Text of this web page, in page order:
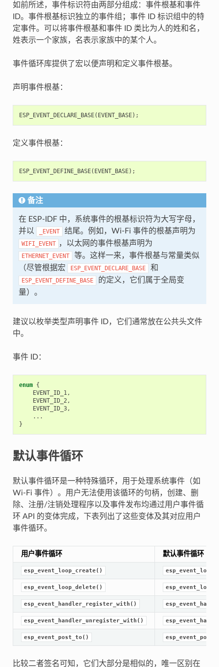
如前所述，事件标识符由两部分组成：事件根基和事件
ID。事件根基标识独立的事件组；事件 ID 标识组中的特
定事件。可以将事件根基和事件 ID 类比为人的姓和名，
姓表示一个家族，名表示家族中的某个人。
事件循环库提供了宏以便声明和定义事件根基。
声明事件根基：
ESP_EVENT_DECLARE_BASE( EVENT_BASE);
定义事件根基：
ESP_EVENT_DEFINE_BASE( EVENT_BASE);
备注
在 ESP-IDF 中，系统事件的根基标识符为大写字母，
并以
_EVENT 结尾。例如，Wi-Fi 事件的根基声明为
WIFI_EVENT ，以太网的事件根基声明为
ETHERNET_EVENT
等。这样一来，事件根基与常量类似
（尽管根据宏
ESP_EVENT_DECLARE_BASE 和
ESP_EVENT_DEFINE_BASE
的定义，它们属于全局变
量）。
建议以枚举类型声明事件 ID，它们通常放在公共头文件
中。
事件 ID：
enum {
EVENT_ID_1,
EVENT_ID_2,
EVENT_ID_3,
...
}
默认事件循环
默认事件循环是一种特殊循环，用于处理系统事件（如
Wi-Fi 事件）。用户无法使用该循环的句柄，创建、删
除、注册/注销处理程序以及事件发布均通过用户事件循
环 API 的变体完成，下表列出了这些变体及其对应用户
事件循环。
用户事件循环 默认事件循环
esp_event_loop_create()
esp_event_loop_delete()
esp_event_handler_register_with()
esp_event_handler_unregister_with()
esp_event_post_to()
比较二者签名可知，它们大部分是相似的，唯一区别在